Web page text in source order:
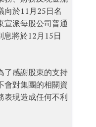
向於11月25日名
宣派每股公司普通
息將於12月15日
了感謝股東的支持
會對集團的相關資
表現造成任何不利